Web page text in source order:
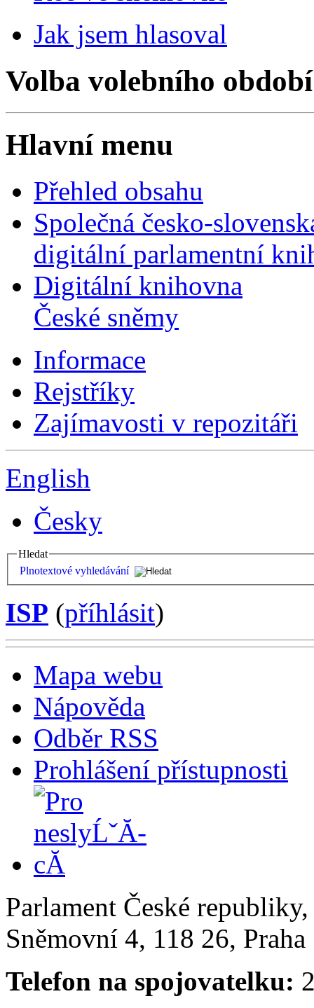
Jak jsem hlasoval
Volba volebního období
Hlavní menu
Přehled obsahu
Společná česko-
digitální parlamentní
Digitální knihovna
České sněmy
Informace
Rejstříky
Zajímavosti v repozitáři
English
Česky
Hledat
Plnotextové vyhledávání
ISP (příhlásit)
Mapa webu
Nápověda
Odběr RSS
Prohlášení přístupnosti
Parlament České
Sněmovní 4, 118 26,
Telefon na spojovatelku: